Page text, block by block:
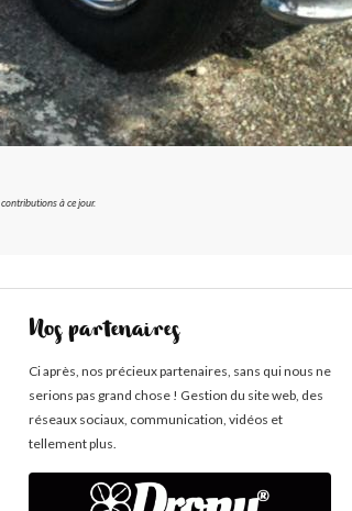
contributions à ce jour.
Nos partenaires
Ci après, nos précieux partenaires, sans qui nous ne
serions pas grand chose ! Gestion du site web, des
réseaux sociaux, communication, vidéos et
tellement plus.